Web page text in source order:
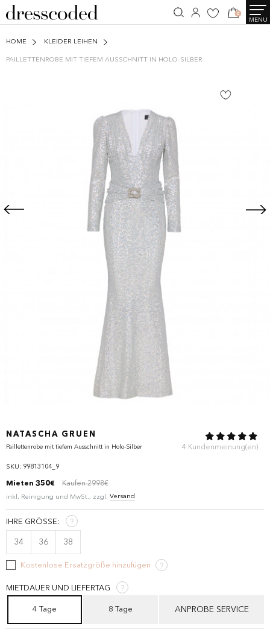
MENU
0
HOME KLEIDER LEIHEN
PAILLETTENROBE MIT TIEFEM AUSSCHNITT IN HOLO-SILBER
NATASCHA GRUEN
Paillettenrobe mit tiefem Ausschnitt in Holo-Silber
SKU: 99813104_9
4 Kundenmeinung(en)
Mieten 350€ Kaufen 2998€
inkl. Reinigung und MwSt., zzgl. Versand
IHRE GRÖSSE: ?
34 36 38
Kostenlose Ersatzgröße hinzufügen ?
MIETDAUER UND LIEFERTAG ?
4 Tage 8 Tage